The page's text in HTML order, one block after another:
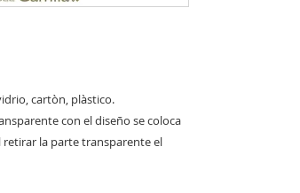
cartòn, plàstico.
con el diseño se coloca
retirar la parte transparente el